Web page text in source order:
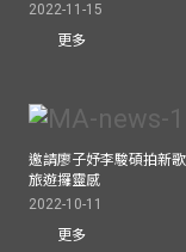
2022-11-15
更多
邀請廖子妤李駿碩拍新
旅遊攞靈感
2022-10-11
更多